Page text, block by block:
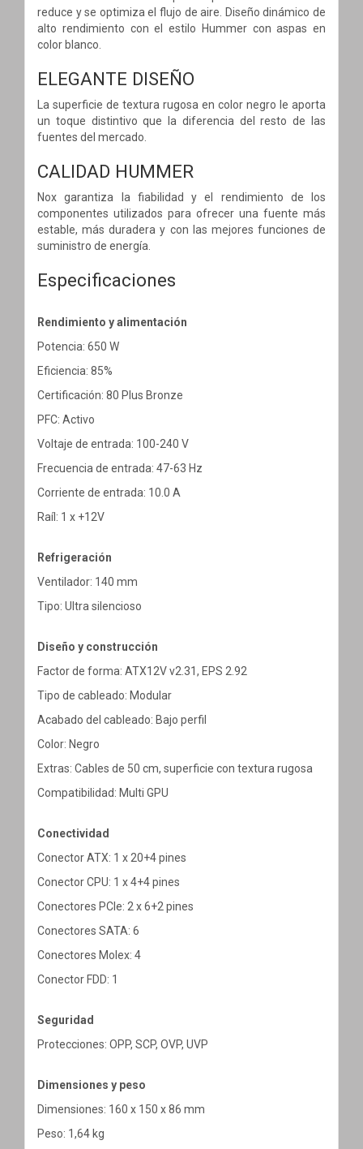
reduce y se optimiza el flujo de aire. Diseño dinámico de
alto rendimiento con el estilo Hummer con aspas en
color blanco.
ELEGANTE DISEÑO
La superficie de textura rugosa en color negro le aporta
un toque distintivo que la diferencia del resto de las
fuentes del mercado.
CALIDAD HUMMER
Nox garantiza la fiabilidad y el rendimiento de los
componentes utilizados para ofrecer una fuente más
estable, más duradera y con las mejores funciones de
suministro de energía.
Especificaciones
Rendimiento y alimentación
Potencia: 650 W
Eficiencia: 85%
Certificación: 80 Plus Bronze
PFC: Activo
Voltaje de entrada: 100-240 V
Frecuencia de entrada: 47-63 Hz
Corriente de entrada: 10.0 A
Raíl: 1 x +12V
Refrigeración
Ventilador: 140 mm
Tipo: Ultra silencioso
Diseño y construcción
Factor de forma: ATX12V v2.31, EPS 2.92
Tipo de cableado: Modular
Acabado del cableado: Bajo perfil
Color: Negro
Extras: Cables de 50 cm, superficie con textura rugosa
Compatibilidad: Multi GPU
Conectividad
Conector ATX: 1 x 20+4 pines
Conector CPU: 1 x 4+4 pines
Conectores PCIe: 2 x 6+2 pines
Conectores SATA: 6
Conectores Molex: 4
Conector FDD: 1
Seguridad
Protecciones: OPP, SCP, OVP, UVP
Dimensiones y peso
Dimensiones: 160 x 150 x 86 mm
Peso: 1,64 kg